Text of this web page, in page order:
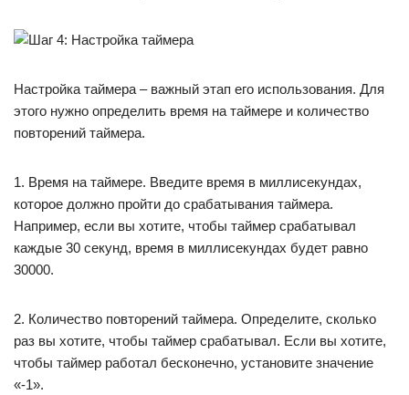
Настройка таймера – важный этап его использования. Для
этого нужно определить время на таймере и количество
повторений таймера.
1. Время на таймере. Введите время в миллисекундах,
которое должно пройти до срабатывания таймера.
Например, если вы хотите, чтобы таймер срабатывал
каждые 30 секунд, время в миллисекундах будет равно
30000.
2. Количество повторений таймера. Определите, сколько
раз вы хотите, чтобы таймер срабатывал. Если вы хотите,
чтобы таймер работал бесконечно, установите значение
«-1».